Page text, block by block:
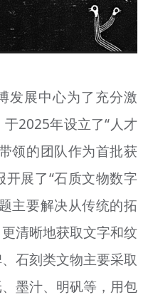
发展中心为了充分激
2025年设立了“人才
领的团队作为首批获
展了“石质文物数字
主要解决从传统的拓
清晰地获取文字和纹
石刻类文物主要采取
墨汁、明矾等，用包